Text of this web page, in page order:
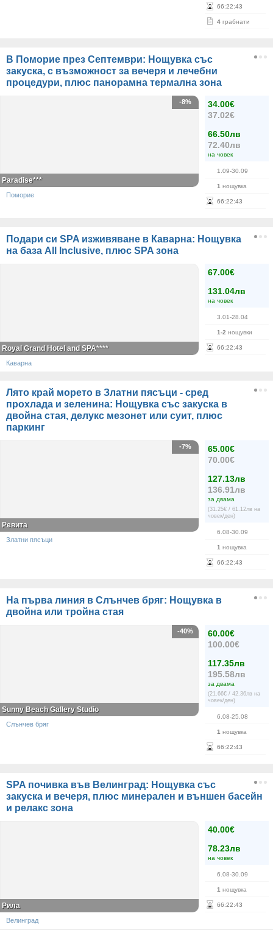
66:22:43
4 грабнати
В Поморие през Септември: Нощувка със
закуска, с възможност за вечеря и лечебни
процедури, плюс панорамна термална зона
34.00€
37.02€
66.50лв
72.40лв
на човек
1.09-30.09
1 нощувка
66:22:43
-8%
Paradise***
Поморие
Подари си SPA изживяване в Каварна: Нощувка
на база All Inclusive, плюс SPA зона
67.00€
131.04лв
на човек
3.01-28.04
1-2 нощувки
66:22:43
Royal Grand Hotel and SPA****
Каварна
Лято край морето в Златни пясъци - сред
прохлада и зеленина: Нощувка със закуска в
двойна стая, делукс мезонет или суит, плюс
паркинг
65.00€
70.00€
127.13лв
136.91лв
за двама
(31.25€ / 61.12лв на
човек/ден)
6.08-30.09
1 нощувка
66:22:43
-7%
Ревита
Златни пясъци
На първа линия в Слънчев бряг: Нощувка в
двойна или тройна стая
60.00€
100.00€
117.35лв
195.58лв
за двама
(21.66€ / 42.36лв на
човек/ден)
6.08-25.08
1 нощувка
66:22:43
-40%
Sunny Beach Gallery Studio
Слънчев бряг
SPA почивка във Велинград: Нощувка със
закуска и вечеря, плюс минерален и външен басейн
и релакс зона
40.00€
78.23лв
на човек
6.08-30.09
1 нощувка
66:22:43
Рила
Велинград